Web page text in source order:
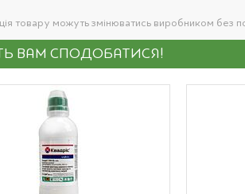
товару можуть змінюватись виробником без
ВАМ СПОДОБАТИСЯ!